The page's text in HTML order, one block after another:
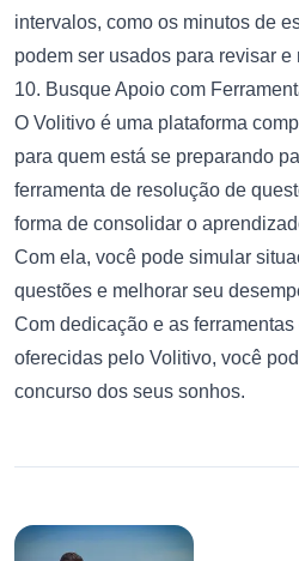
intervalos, como os minutos de
podem ser usados para revisar
10. Busque Apoio com
O Volitivo é uma plataforma
para quem está se preparando
ferramenta de resolução de
forma de consolidar o
Com ela, você pode simular
questões e melhorar seu
Com dedicação e as
oferecidas pelo Volitivo, você
concurso dos seus sonhos.